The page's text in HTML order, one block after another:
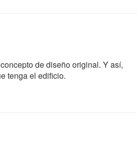
de diseño original. Y así,
tenga el edificio.